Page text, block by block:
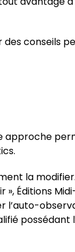
conseils
approche
la
», Éditions
l’auto-